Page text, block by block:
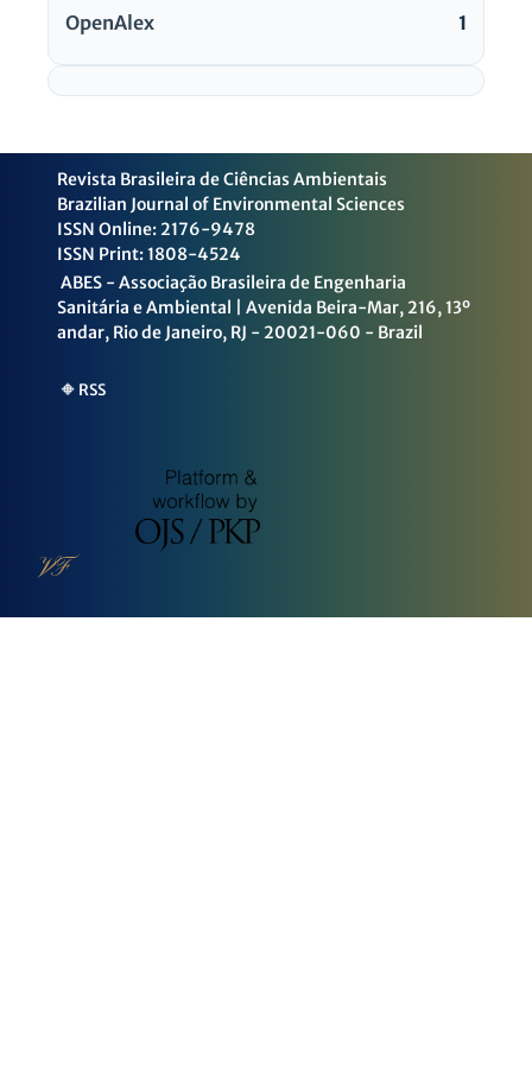
OpenAlex 1
Revista Brasileira de Ciências Ambientais
Brazilian Journal of Environmental Sciences
ISSN Online: 2176-9478
ISSN Print: 1808-4524
ABES - Associação Brasileira de Engenharia
Sanitária e Ambiental | Avenida Beira-Mar, 216, 13º
andar, Rio de Janeiro, RJ - 20021-060 - Brazil
🔶 RSS